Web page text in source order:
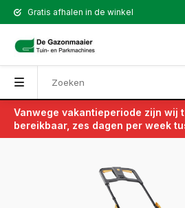
Gratis afhalen in de winkel
Vanwege vakantieperiode zijn wij
bereikbaar, zes dagen per week
Terug